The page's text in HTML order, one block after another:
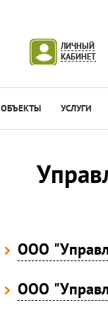
ЛИЧНЫЙ
КАБИНЕТ
ОБЪЕКТЫ УСЛУГИ
ООО
ООО